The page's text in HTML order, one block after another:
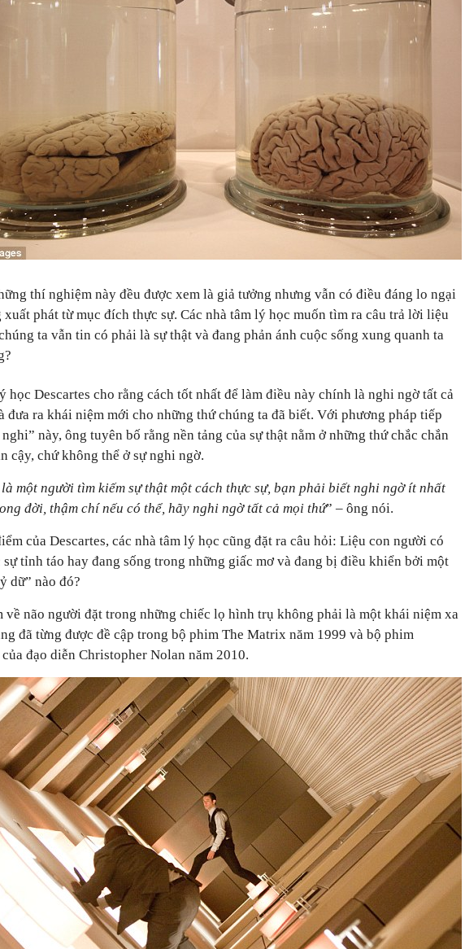
thí nghiệm này đều được xem là giả tưởng nhưng vẫn có điều đáng lo ngại
phát từ mục đích thực sự. Các nhà tâm lý học muốn tìm ra câu trả lời liệu
ta vẫn tin có phải là sự thật và đang phản ánh cuộc sống xung quanh ta
học Descartes cho rằng cách tốt nhất để làm điều này chính là nghi ngờ tất cả
đưa ra khái niệm mới cho những thứ chúng ta đã biết. Với phương pháp tiếp
này, ông tuyên bố rằng nền tảng của sự thật nằm ở những thứ chắc chắn
cậy, chứ không thể ở sự nghi ngờ.
một người tìm kiếm sự thật một cách thực sự, bạn phải biết nghi ngờ ít nhất
đời, thậm chí nếu có thể, hãy nghi ngờ tất cả mọi thứ” – ông nói.
của Descartes, các nhà tâm lý học cũng đặt ra câu hỏi: Liệu con người có
sự tỉnh táo hay đang sống trong những giấc mơ và đang bị điều khiển bởi một
dữ” nào đó?
về não người đặt trong những chiếc lọ hình trụ không phải là một khái niệm xa
đã từng được đề cập trong bộ phim The Matrix năm 1999 và bộ phim
đạo diễn Christopher Nolan năm 2010.